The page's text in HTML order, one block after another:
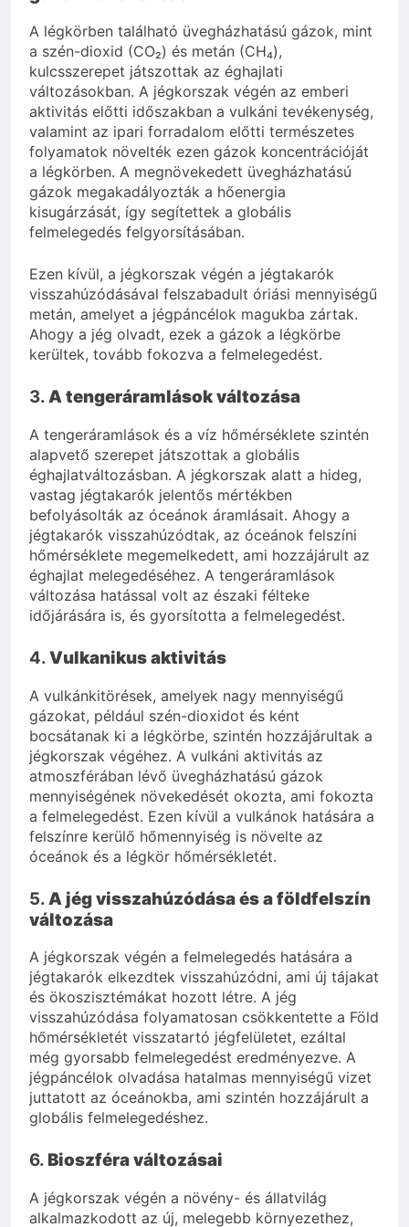
A légkörben található üvegházhatású gázok, mint
a szén-dioxid (CO₂) és metán (CH₄),
kulcsszerepet játszottak az éghajlati
változásokban. A jégkorszak végén az emberi
aktivitás előtti időszakban a vulkáni tevékenység,
valamint az ipari forradalom előtti természetes
folyamatok növelték ezen gázok koncentrációját
a légkörben. A megnövekedett üvegházhatású
gázok megakadályozták a hőenergia
kisugárzását, így segítettek a globális
felmelegedés felgyorsításában.
Ezen kívül, a jégkorszak végén a jégtakarók
visszahúzódásával felszabadult óriási mennyiségű
metán, amelyet a jégpáncélok magukba zártak.
Ahogy a jég olvadt, ezek a gázok a légkörbe
kerültek, tovább fokozva a felmelegedést.
3.A tengeráramlások változása
A tengeráramlások és a víz hőmérséklete szintén
alapvető szerepet játszottak a globális
éghajlatváltozásban. A jégkorszak alatt a hideg,
vastag jégtakarók jelentős mértékben
befolyásolták az óceánok áramlásait. Ahogy a
jégtakarók visszahúzódtak, az óceánok felszíni
hőmérséklete megemelkedett, ami hozzájárult az
éghajlat melegedéséhez. A tengeráramlások
változása hatással volt az északi félteke
időjárására is, és gyorsította a felmelegedést.
4.Vulkanikus aktivitás
A vulkánkitörések, amelyek nagy mennyiségű
gázokat, például szén-dioxidot és ként
bocsátanak ki a légkörbe, szintén hozzájárultak a
jégkorszak végéhez. A vulkáni aktivitás az
atmoszférában lévő üvegházhatású gázok
mennyiségének növekedését okozta, ami fokozta
a felmelegedést. Ezen kívül a vulkánok hatására a
felszínre kerülő hőmennyiség is növelte az
óceánok és a légkör hőmérsékletét.
5.A jég visszahúzódása és a földfelszín
változása
A jégkorszak végén a felmelegedés hatására a
jégtakarók elkezdtek visszahúzódni, ami új tájakat
és ökoszisztémákat hozott létre. A jég
visszahúzódása folyamatosan csökkentette a Föld
hőmérsékletét visszatartó jégfelületet, ezáltal
még gyorsabb felmelegedést eredményezve. A
jégpáncélok olvadása hatalmas mennyiségű vizet
juttatott az óceánokba, ami szintén hozzájárult a
globális felmelegedéshez.
6. Bioszféra változásai
A jégkorszak végén a növény- és állatvilág
alkalmazkodott az új, melegebb környezethez,